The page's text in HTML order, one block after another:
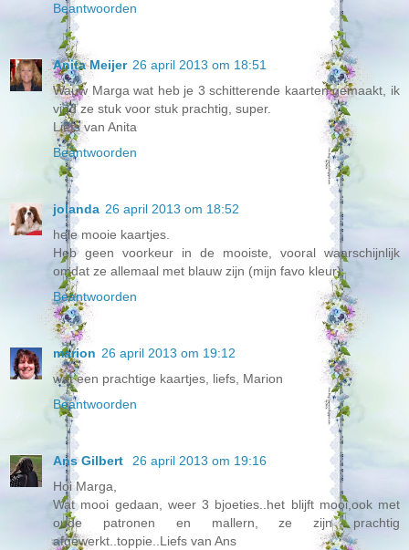
Beantwoorden
Anita Meijer 26 april 2013 om 18:51
Wauw Marga wat heb je 3 schitterende kaarten gemaakt, ik
vind ze stuk voor stuk prachtig, super.
Liefs van Anita
Beantwoorden
jolanda 26 april 2013 om 18:52
hele mooie kaartjes.
Heb geen voorkeur in de mooiste, vooral waarschijnlijk
omdat ze allemaal met blauw zijn (mijn favo kleur)
Beantwoorden
marion 26 april 2013 om 19:12
wat een prachtige kaartjes, liefs, Marion
Beantwoorden
Ans Gilbert
26 april 2013 om 19:16
Hoi Marga,
Wat mooi gedaan, weer 3 bjoeties..het blijft mooi,ook met
oude patronen en mallern, ze zijn prachtig
afgewerkt..toppie..Liefs van Ans